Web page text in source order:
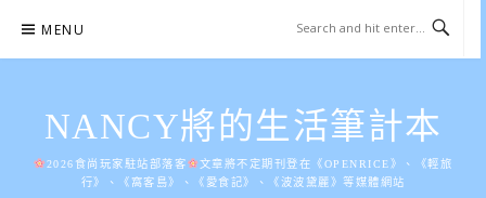
content
MENU
NANCY將的生活筆計本
2026食尚玩家駐站部落客
文章將不定期刊登在《OPENRICE》、《輕旅
行》、《窩客島》、《愛食記》、《波波黛麗》等媒體網站